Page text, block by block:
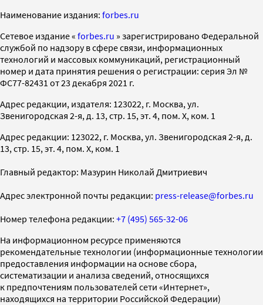
Наименование издания: forbes.ru
Cетевое издание « forbes.ru » зарегистрировано Федеральной
службой по надзору в сфере связи, информационных
технологий и массовых коммуникаций, регистрационный
номер и дата принятия решения о регистрации: серия Эл №
ФС77-82431 от 23 декабря 2021 г.
Адрес редакции, издателя: 123022, г. Москва, ул.
Звенигородская 2-я, д. 13, стр. 15, эт. 4, пом. X, ком. 1
Адрес редакции: 123022, г. Москва, ул. Звенигородская 2-я, д.
13, стр. 15, эт. 4, пом. X, ком. 1
Главный редактор: Мазурин Николай Дмитриевич
Адрес электронной почты редакции: press-release@forbes.ru
Номер телефона редакции: +7 (495) 565-32-06
На информационном ресурсе применяются
рекомендательные технологии (информационные технологии
предоставления информации на основе сбора,
систематизации и анализа сведений, относящихся
к предпочтениям пользователей сети «Интернет»,
находящихся на территории Российской Федерации)